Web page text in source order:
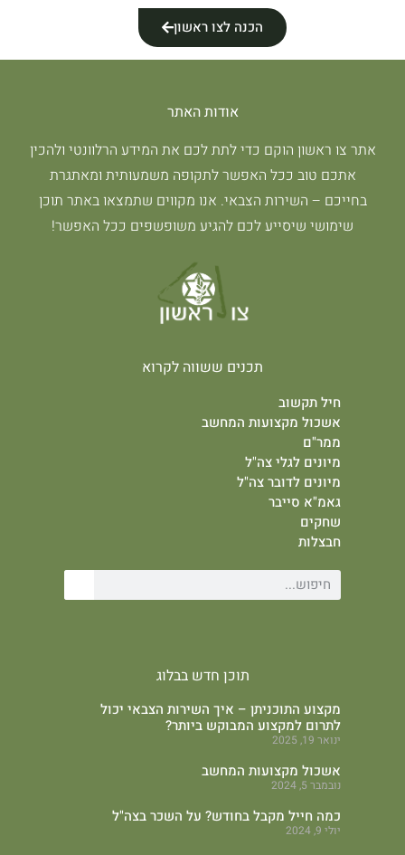
הכנה לצו ראשון
אודות האתר
אתר צו ראשון הוקם כדי לתת לכם את המידע הרלוונטי ולהכין
אתכם טוב ככל האפשר לתקופה משמעותית ומאתגרת
בחייכם – השירות הצבאי. אנו מקווים שתמצאו באתר תוכן
שימושי שיסייע לכם להגיע משופשפים ככל האפשר!
תכנים ששווה לקרוא
חיל תקשוב
אשכול מקצועות המחשב
ממר"ם
מיונים לגלי צה"ל
מיונים לדובר צה"ל
גאמ"א סייבר
שחקים
חבצלות
תוכן חדש בבלוג
מקצוע התוכניתן – איך השירות הצבאי יכול
לתרום למקצוע המבוקש ביותר?
ינואר 19, 2025
אשכול מקצועות המחשב
נובמבר 5, 2024
כמה חייל מקבל בחודש? על השכר בצה"ל
יולי 9, 2024